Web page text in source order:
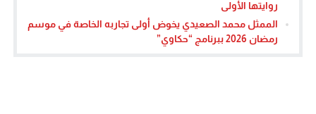
روايتها الأولى
الممثل محمد الصعيدي يخوض أولى تجاربه الخاصة في موسم
رمضان 2026 ببرنامج “حكاوي”